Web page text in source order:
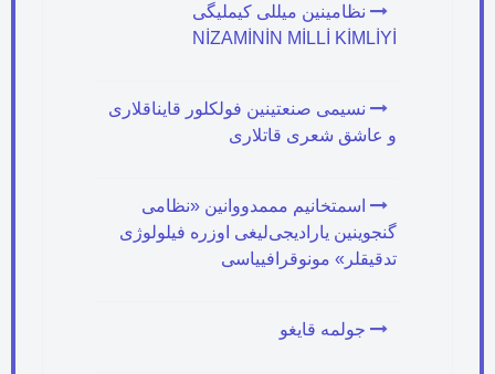
نظامینین میللی کیملیگی
NİZAMİNİN MİLLİ KİMLİYİ
نسیمی صنعتینین فولکلور قایناقلاری
و عاشق شعری قاتلاری
اسمتخانیم مممدووانین «نظامی
گنجوینین یارادیجی‌لیغی اوزره فیلولوژی
تدقیقلر» مونوقرافییاسی
جولمه قایغو